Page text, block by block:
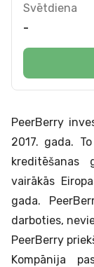
Svētdiena
-
PeerBerry
2017. gada.
kreditēšanas
vairākās
gada.
darboties,
PeerBerry
Kompānija